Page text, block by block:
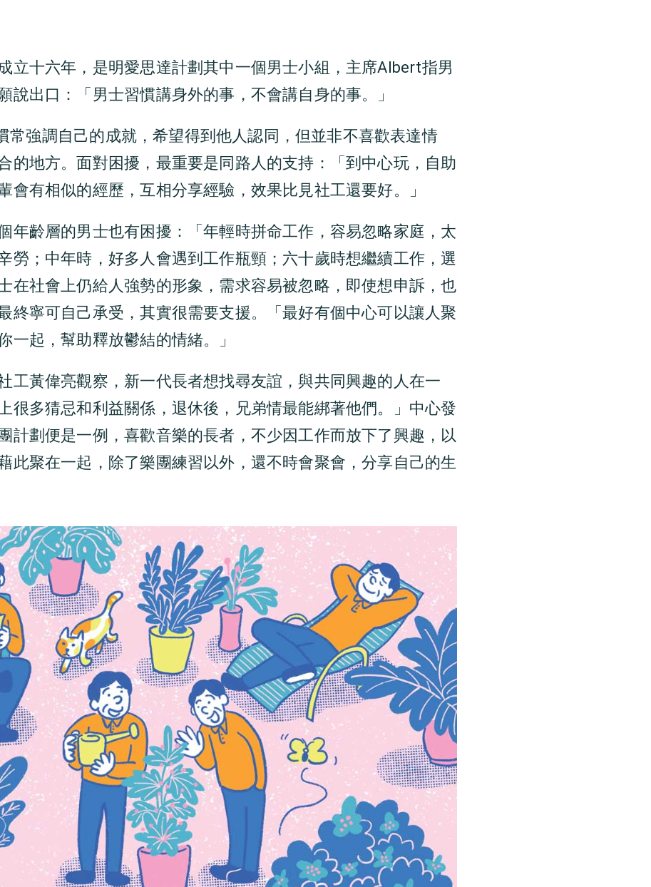
立十六年，是明愛思達計劃其中一個男士小組，主席Albert指男
說出口：「男士習慣講身外的事，不會講自身的事。」
常強調自己的成就，希望得到他人認同，但並非不喜歡表達情
的地方。面對困擾，最重要是同路人的支持：「到中心玩，自助
會有相似的經歷，互相分享經驗，效果比見社工還要好。」
年齡層的男士也有困擾：「年輕時拼命工作，容易忽略家庭，太
勞；中年時，好多人會遇到工作瓶頸；六十歲時想繼續工作，選
在社會上仍給人強勢的形象，需求容易被忽略，即使想申訴，也
終寧可自己承受，其實很需要支援。「最好有個中心可以讓人聚
一起，幫助釋放鬱結的情緒。」
工黃偉亮觀察，新一代長者想找尋友誼，與共同興趣的人在一
很多猜忌和利益關係，退休後，兄弟情最能綁著他們。」中心發
計劃便是一例，喜歡音樂的長者，不少因工作而放下了興趣，以
此聚在一起，除了樂團練習以外，還不時會聚會，分享自己的生